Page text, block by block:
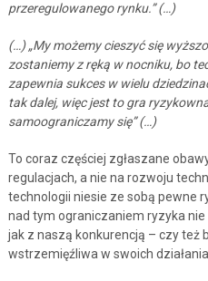
przeregulowanego rynku.” (…)
(…) „My możemy cieszyć się
zostaniemy z ręką w nocniku, bo
zapewnia sukces w wielu
tak dalej, więc jest to gra
samoograniczamy się” (…)
To coraz częściej zgłaszane
regulacjach, a nie na rozwoju
technologii niesie ze sobą pewne
nad tym ograniczaniem ryzyka nie
jak z naszą konkurencją – czy też
wstrzemięźliwa w swoich